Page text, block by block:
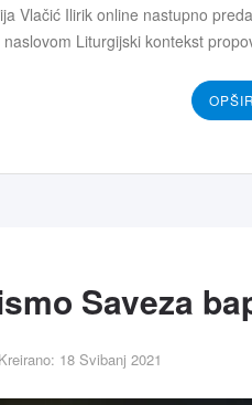
Vlačić Ilirik online nastupno
Liturgijski kontekst
Kreirano: 18 Svibanj 2021